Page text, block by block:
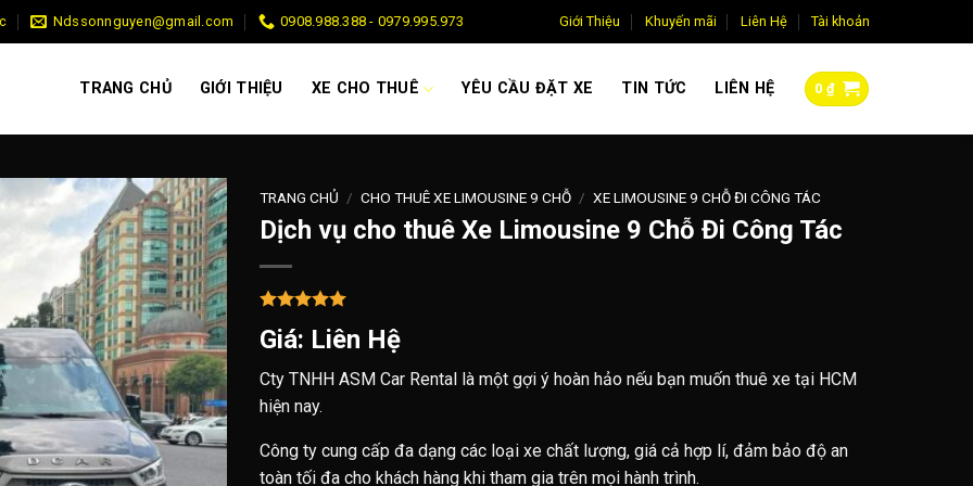
Ndssonnguyen@gmail.com 0908.988.388 - 0979.995.973 Giới Thiệu Khuyến mãi Liên Hệ Tài khoản
TRANG CHỦ GIỚI THIỆU XE CHO THUÊ YÊU CẦU ĐẶT XE TIN TỨC LIÊN HỆ 0 ₫
TRANG CHỦ / CHO THUÊ XE LIMOUSINE 9 CHỖ / XE LIMOUSINE 9 CHỖ ĐI CÔNG TÁC
Dịch vụ cho thuê Xe Limousine 9 Chỗ Đi Công Tác
Giá: Liên Hệ
Cty TNHH ASM Car Rental là một gợi ý hoàn hảo nếu bạn muốn thuê xe tại HCM
hiện nay.
Công ty cung cấp đa dạng các loại xe chất lượng, giá cả hợp lí, đảm bảo độ an
toàn tối đa cho khách hàng khi tham gia trên mọi hành trình.